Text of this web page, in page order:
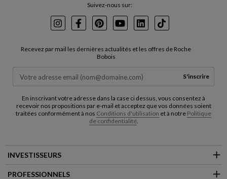
Suivez-nous sur:
InstagramFacebookPinterest
YoutubeLinkedInTikTok
Recevez par mail les dernières actualités et les offres de Roche
Bobois
S'inscrire
En inscrivant votre adresse dans la case ci dessus, vous consentez à
recevoir nos propositions par e-mail et acceptez que vos données soient
traitées conformément à nos Conditions d'utilisation et à notre Politique
de confidentialité.
INVESTISSEURS
PROFESSIONNELS